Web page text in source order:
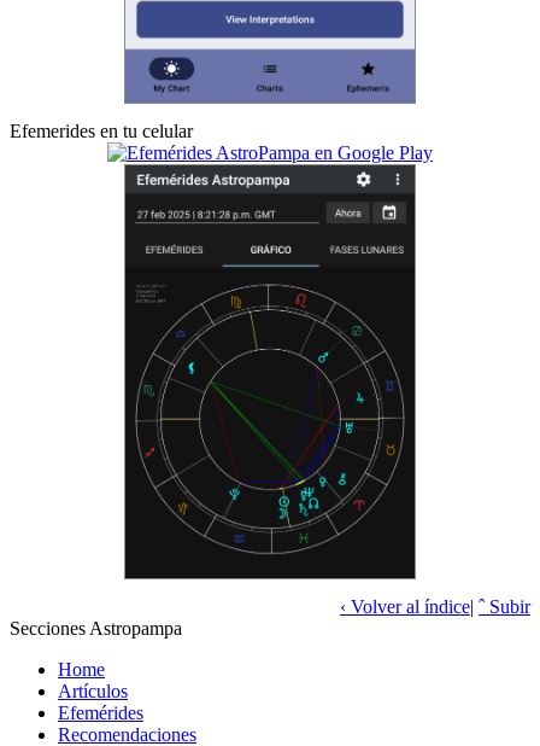
Efemerides en tu celular
‹ Volver al índice| ˆ Subir
Secciones Astropampa
Home
Artículos
Efemérides
Recomendaciones